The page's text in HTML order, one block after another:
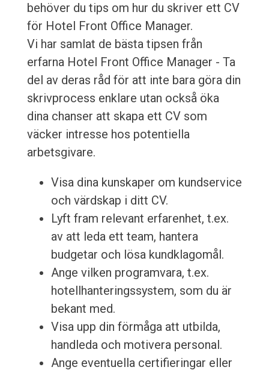
behöver du tips om hur du skriver ett CV
för Hotel Front Office Manager.
Vi har samlat de bästa tipsen från
erfarna Hotel Front Office Manager - Ta
del av deras råd för att inte bara göra din
skrivprocess enklare utan också öka
dina chanser att skapa ett CV som
väcker intresse hos potentiella
arbetsgivare.
Visa dina kunskaper om kundservice
och värdskap i ditt CV.
Lyft fram relevant erfarenhet, t.ex.
av att leda ett team, hantera
budgetar och lösa kundklagomål.
Ange vilken programvara, t.ex.
hotellhanteringssystem, som du är
bekant med.
Visa upp din förmåga att utbilda,
handleda och motivera personal.
Ange eventuella certifieringar eller